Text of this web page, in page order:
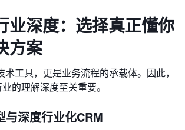
业深度：选择真正懂你
方案
工具，更是业务流程的承载体。因此，
的理解深度至关重要。
与深度行业化CRM